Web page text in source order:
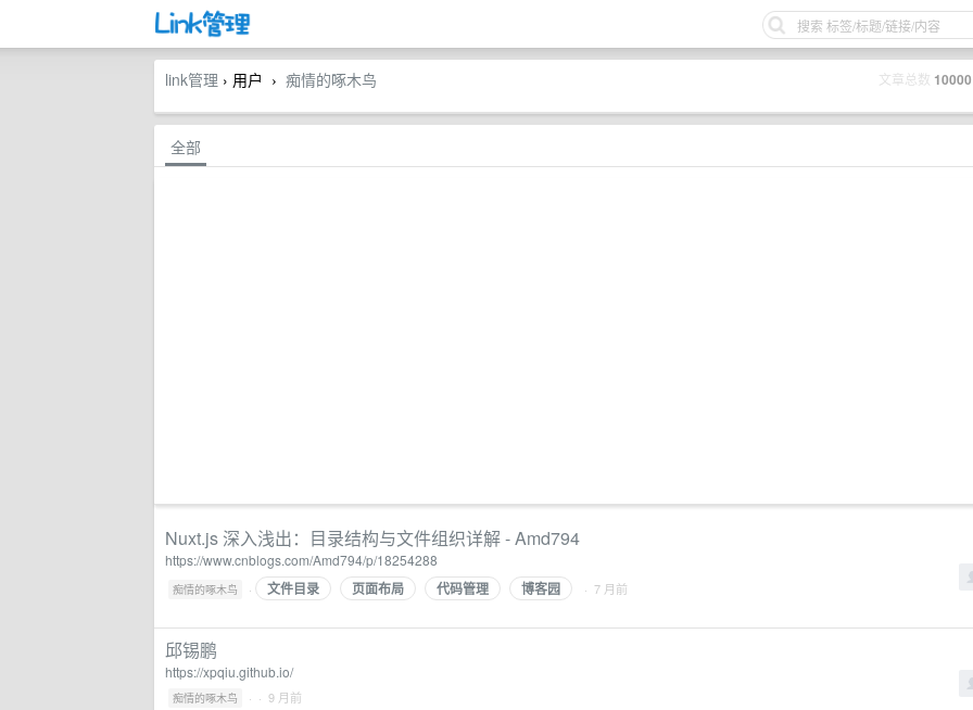
文章总数 10000
link管理 › 用户 › 痴情的啄木鸟
全部
Nuxt.js 深入浅出：目录结构与文件组织详解 - Amd794
https://www.cnblogs.com/Amd794/p/18254288
痴情的啄木鸟 · 文件目录 页面布局 代码管理 博客园 · 7 月前
邱锡鹏
https://xpqiu.github.io/
痴情的啄木鸟 · · 9 月前